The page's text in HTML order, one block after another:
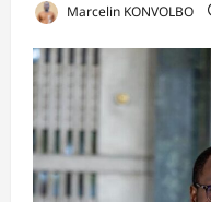
Marcelin KONVOLBO